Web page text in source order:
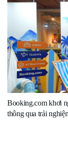
Booking.com khơi
thông qua trải